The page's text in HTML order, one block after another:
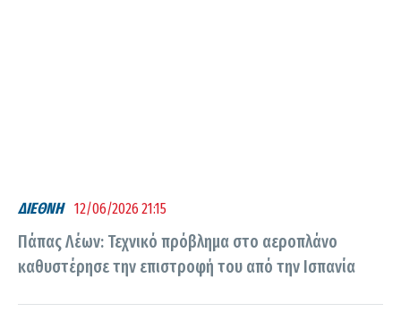
ΔΙΕΘΝΗ 12/06/2026 21:15
Πάπας Λέων: Τεχνικό πρόβλημα στο αεροπλάνο
καθυστέρησε την επιστροφή του από την Ισπανία